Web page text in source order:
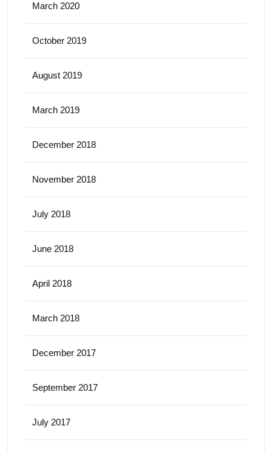
March 2020
October 2019
August 2019
March 2019
December 2018
November 2018
July 2018
June 2018
April 2018
March 2018
December 2017
September 2017
July 2017